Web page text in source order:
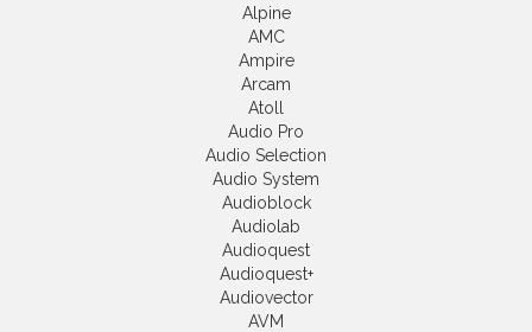
Alpine
AMC
Ampire
Arcam
Atoll
Audio Pro
Audio Selection
Audio System
Audioblock
Audiolab
Audioquest
Audioquest+
Audiovector
AVM